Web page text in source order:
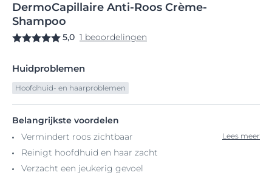
DermoCapillaire Anti-Roos Crème-
Shampoo
5,0 1 beoordelingen
Huidproblemen
Hoofdhuid- en haarproblemen
Belangrijkste voordelen
Vermindert roos zichtbaar
Reinigt hoofdhuid en haar zacht
Verzacht een jeukerig gevoel
Lees meer